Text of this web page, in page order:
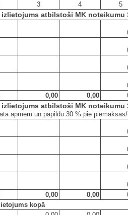
3 4 5
atbilstoši MK noteikumu
0,00 0,00
atbilstoši MK noteikumu
apmēru un papildu 30 % pie
0,00 0,00
kopā